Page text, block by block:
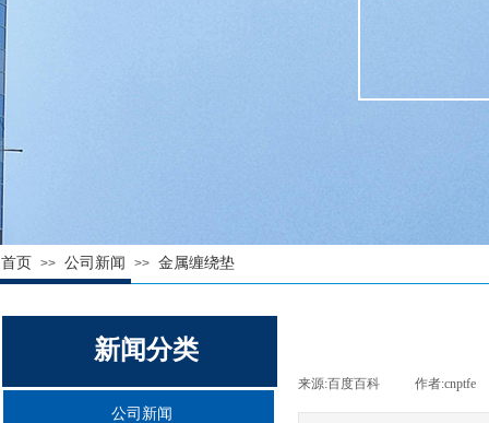
首页 >> 公司新闻 >> 金属缠绕垫
来源:百度百科 作者:cnptfe
新闻分类
公司新闻